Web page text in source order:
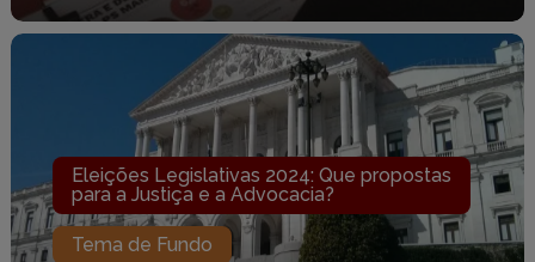
Propostas
Eleições Legislativas 2024: Que propostas
para a Justiça e a Advocacia?
Tema de Fundo